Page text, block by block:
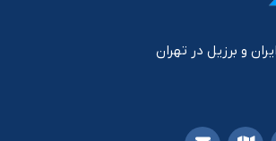
و برزیل در تهران